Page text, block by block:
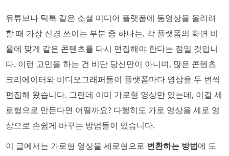
유튜브나 틱톡 같은 소셜 미디어 플랫폼에 동영상을 올리려
할 때 가장 신경 쓰이는 부분 중 하나는, 각 플랫폼의 화면 비
율에 맞게 같은 콘텐츠를 다시 편집해야 한다는 점일 것입니
다. 이런 고민을 하는 건 비단 당신만이 아니며, 많은 콘텐츠
크리에이터와 비디오그래퍼들이 플랫폼마다 영상을 두 번씩
편집해 왔습니다. 그런데 이미 가로형 영상만 있는데, 이걸 세
로형으로 만든다면 어떨까요? 다행히도 가로 영상을 세로 영
상으로 손쉽게 바꾸는 방법들이 있습니다.
이 글에서는 가로형 영상을 세로형으로 변환하는 방법 에 도